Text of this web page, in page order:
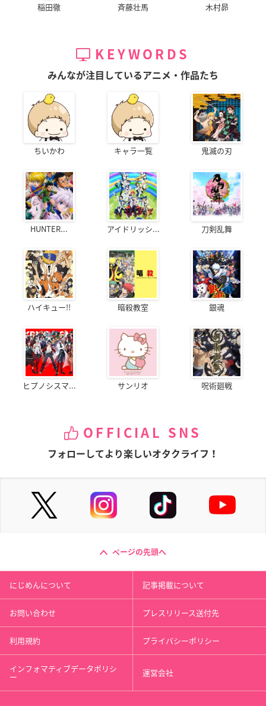
稲田徹 斉藤壮馬 木村昴
KEYWORDS
みんなが注目しているアニメ・作品たち
ちいかわ キャラ一覧 鬼滅の刃
HUNTER... アイドリッシ... 刀剣乱舞
ハイキュー!! 暗殺教室 銀魂
ヒプノシスマ... サンリオ 呪術廻戦
OFFICIAL SNS
フォローしてより楽しいオタクライフ！
ページの先頭へ
にじめんについて 記事掲載について
お問い合わせ プレスリリース送付先
利用規約 プライバシーポリシー
インフォマティブデータポリシ
ー 運営会社